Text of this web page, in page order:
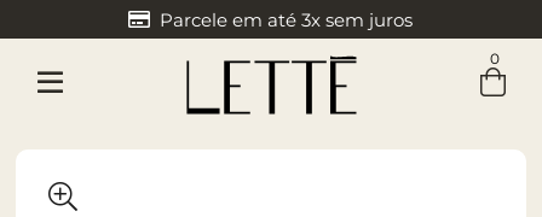
Parcele em até 3x sem juros
0